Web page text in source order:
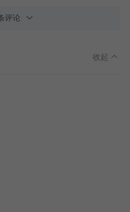
评论
收起